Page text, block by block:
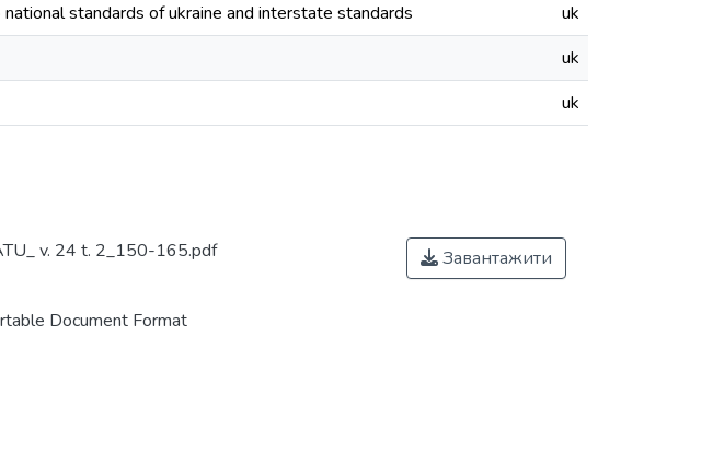
standards of ukraine and interstate standards
uk
uk
uk
v. 24 t. 2_150-165.pdf
Document Format
Завантажити